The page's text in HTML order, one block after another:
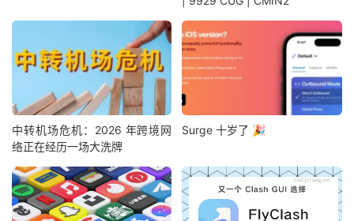
中转机场危机：2026 年跨境网
络正在经历一场大洗牌
Surge 十岁了 🎉